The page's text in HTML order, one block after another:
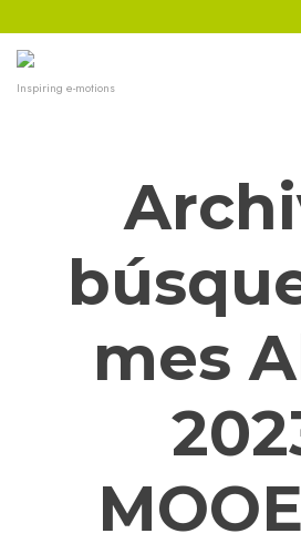
al
contenido
Inspiring e-motions
mes